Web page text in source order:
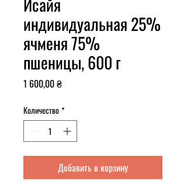
индивидуальная 25%
ячменя 75%
пшеницы, 600 г
1 600,00 ₴Цена
Количество*
Добавить в корзину